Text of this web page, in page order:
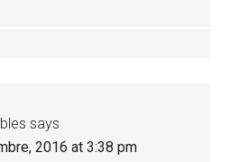
says
2016 at 3:38 pm